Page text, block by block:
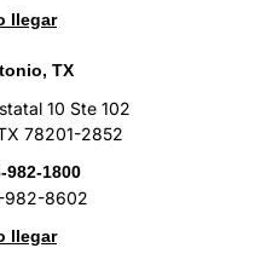
llegar
TX
10 Ste 102
78201-2852
982-1800
982-8602
llegar